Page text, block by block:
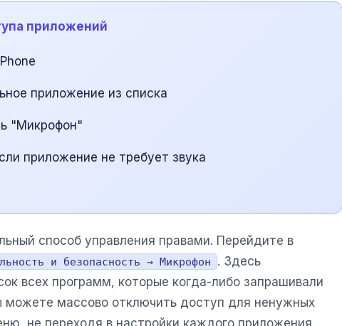
приложений
приложение из списка
"Микрофон"
приложение не требует звука
способ управления правами. Перейдите в
и безопасность → Микрофон
. Здесь
всех программ, которые когда-либо запрашивали
можете массово отключить доступ для ненужных